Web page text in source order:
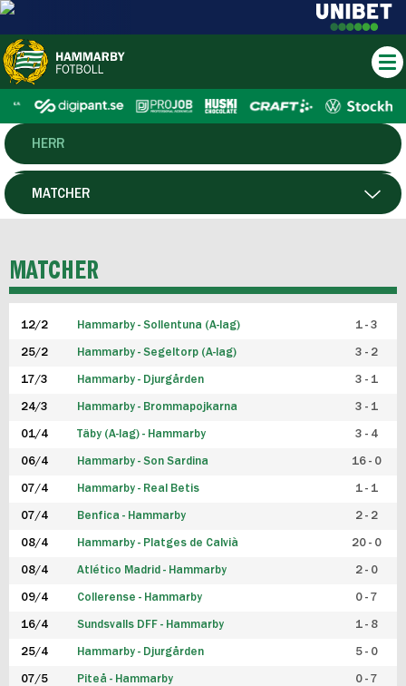
HERR
DAM
P19
F19
FUTSAL HERR
FUTSAL DAM
MATCHER
MATCHER
12/2 Hammarby - Sollentuna (A-lag) 1 - 3
25/2 Hammarby - Segeltorp (A-lag) 3 - 2
17/3 Hammarby - Djurgården 3 - 1
24/3 Hammarby - Brommapojkarna 3 - 1
01/4 Täby (A-lag) - Hammarby 3 - 4
06/4 Hammarby - Son Sardina 16 - 0
07/4 Hammarby - Real Betis 1 - 1
07/4 Benfica - Hammarby 2 - 2
08/4 Hammarby - Platges de Calvià 20 - 0
08/4 Atlético Madrid - Hammarby 2 - 0
09/4 Collerense - Hammarby 0 - 7
16/4 Sundsvalls DFF - Hammarby 1 - 8
25/4 Hammarby - Djurgården 5 - 0
07/5 Piteå - Hammarby 0 - 7